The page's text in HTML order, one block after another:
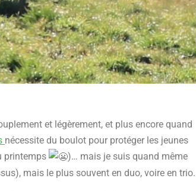
et légèrement, et plus encore quand
nécessite du boulot pour protéger les jeunes
printemps
)… mais je suis quand même
mais le plus souvent en duo, voire en trio.